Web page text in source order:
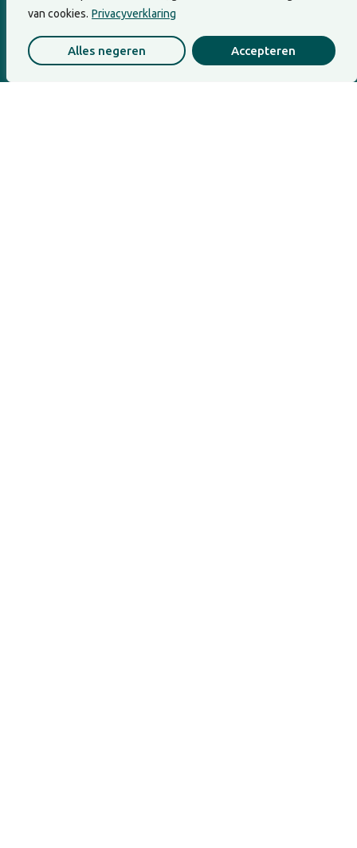
van cookies. Privacyverklaring
Alles negeren Accepteren
Leiderschap
Verandermoeheid ontstaat niet
door te veel verandering